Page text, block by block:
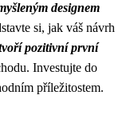
designem
si, jak váš návrh
pozitivní první
Investujte do
příležitostem.